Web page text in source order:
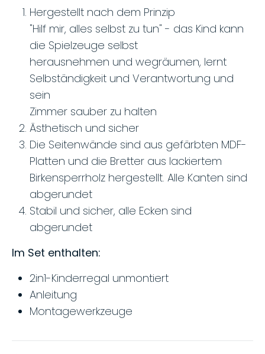
Hergestellt nach dem Prinzip
"Hilf mir, alles selbst zu tun" - das Kind kann
die Spielzeuge selbst
herausnehmen und wegräumen, lernt
Selbständigkeit und Verantwortung und
sein
Zimmer sauber zu halten
Ästhetisch und sicher
Die Seitenwände sind aus gefärbten MDF-
Platten und die Bretter aus lackiertem
Birkensperrholz hergestellt. Alle Kanten sind
abgerundet
Stabil und sicher, alle Ecken sind
abgerundet
Im Set enthalten:
2in1-Kinderregal unmontiert
Anleitung
Montagewerkzeuge